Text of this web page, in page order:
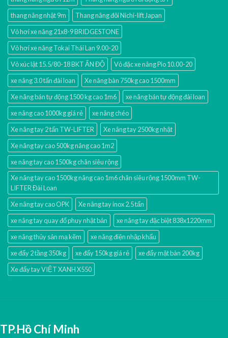
thang nâng nhật 9m
Thang nâng đôi Nichi-lift Japan
Vỏ hơi xe nâng 21x8-9 BRIDGESTONE
Vỏ hơi xe nâng Tokai Thái Lan 9.00-20
Vỏ xúc lật 15.5/80-18 BKT ẤN ĐỘ
Vỏ đặc xe nâng Pio 10.00-20
xe nâng 3.0 tấn đài loan
Xe nâng bàn 750kg cao 1500mm
Xe nâng bán tự động 1500 kg cao 1m6
xe nâng bán tự động đài loan
xe nâng cao 1000kg giá rẻ
xe nâng chéo
Xe nâng tay 2 tấn TW-LIFTER
Xe nâng tay 2500kg nhật
Xe nâng tay cao 500kg nâng cao 1m2
xe nâng tay cao 1500kg chân siêu rộng
Xe nâng tay cao 1500kg nâng cao 1m6 chân siêu rộng 1500mm TW-
LIFTER Đài Loan
Xe nâng tay cao OPK
Xe nâng tay inox 2.5 tấn
xe nâng tay quay đổ phuy nhật bản
xe nâng tay đặc biệt 838x1220mm
xe nâng thủy sản mạ kẽm
xe nâng điện nhập khấu
xe đẩy 2 tầng 350kg
xe đẩy 150kg giá rẻ
xe đẩy mặt bàn 200kg
Xe đẩy tay VIỆT XANH X550
TP.Hồ Chí Minh